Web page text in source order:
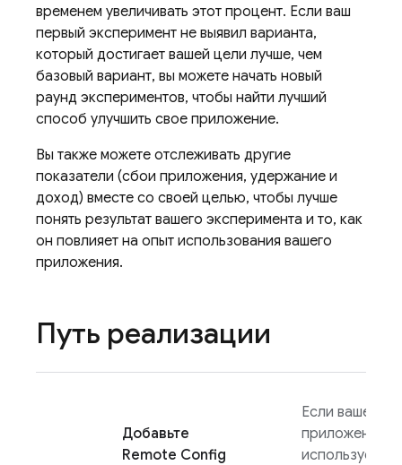
временем увеличивать этот процент. Если ваш
первый эксперимент не выявил варианта,
который достигает вашей цели лучше, чем
базовый вариант, вы можете начать новый
раунд экспериментов, чтобы найти лучший
способ улучшить свое приложение.
Вы также можете отслеживать другие
показатели (сбои приложения, удержание и
доход) вместе со своей целью, чтобы лучше
понять результат вашего эксперимента и то, как
он повлияет на опыт использования вашего
приложения.
Путь реализации
Добавьте
Remote Config
Если ваше
приложение
использует